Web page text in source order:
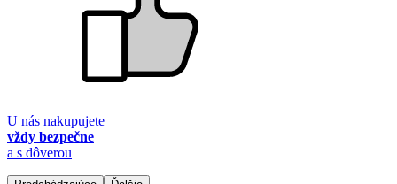
U nás nakupujete
vždy bezpečne
a s dôverou